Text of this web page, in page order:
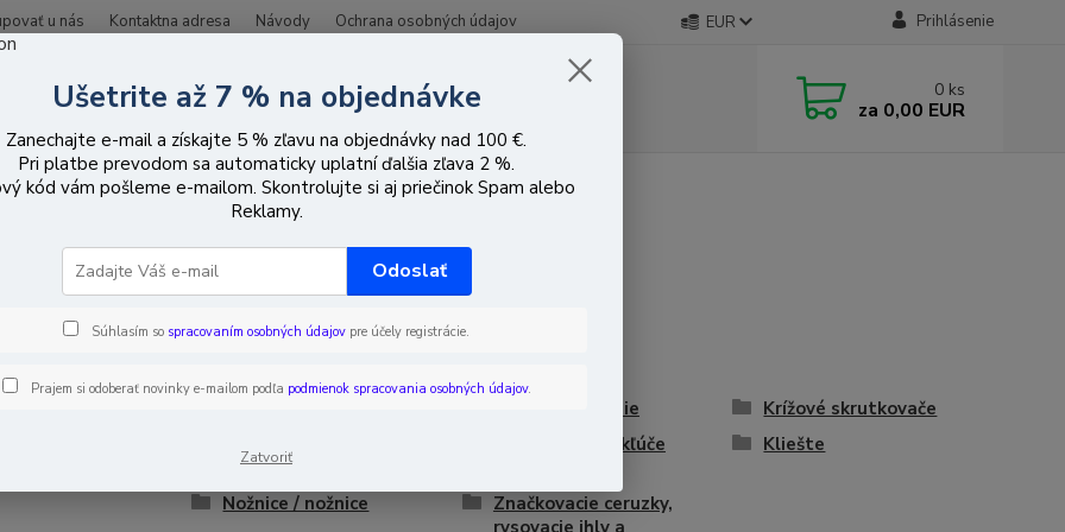
u nás Kontaktna adresa Návody Ochrana osobných údajov EUR Prihlásenie
Hľadať 0 ks
za 0,00 EUR
technika Ručné náradie
náradie
Ostatné náradie
Krížové skrutkovače
Ploché očkové kľúče Kliešte
Nožnice / nožnice
Značkovacie ceruzky,
Ušetrite až 7 % na objednávke
Zanechajte e-mail a získajte 5 % zľavu na objednávky nad 100 €.
Pri platbe prevodom sa automaticky uplatní ďalšia zľava 2 %.
kód vám pošleme e-mailom. Skontrolujte si aj priečinok Spam alebo
Reklamy.
Odoslať
Súhlasím so spracovaním osobných údajov pre účely registrácie.
Prajem si odoberať novinky e-mailom podľa podmienok spracovania osobných údajov.
Zatvoriť